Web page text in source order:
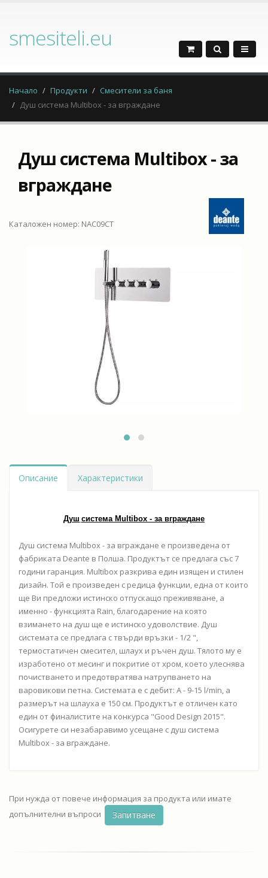
smesiteli.eu
Начало Продукти
Смесители за баня
Душ система Multibox - за вграждане
Душ система Multibox - за
вграждане
Каталожен номер: NAC09CT
Описание Характеристики
Душ система Multibox - за вграждане
Душ система Multibox - за вграждане е произведенa от
фабриката Deante в Полша. Продуктът се предлага със 7
години гаранция. Multibox разкрива един изящен и стилен
дизайн. Той е произведен с редица функции, една от които
ще Ви предложи истинско отпускащо преживяване, а
именно - функцията Rain, благодарение на която
взимането на душ ще е истинско удоволствие. Душ
системата се предлага с твърди връзки - 1/2 ",
термостатичен смесител, шлаух и ръчен душ. Тялото му е
изработено от месинг и покритие от хром, което улеснява
почистването и предотвратява натрупването на
варовикови петна. Системата е с дебит: A - 9-15 l/min, а
размерът на шлауха е 150 см. Продуктът е отличен като
един от финалистите на конкурса "Good Design 2015".
Осигурете си незабаравимо усещане с душ система
Multibox - за вграждане.
При нужда от повече информация за продукта или имате
допълнителни въпроси
Запитване